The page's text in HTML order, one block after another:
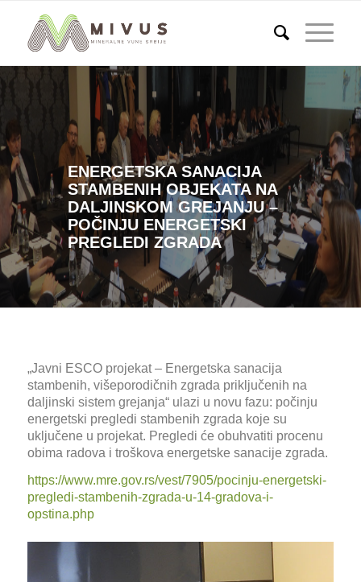
ENERGETSKA SANACIJA
STAMBENIH OBJEKATA NA
DALJINSKOM GREJANJU –
POČINJU ENERGETSKI
PREGLEDI ZGRADA
„Javni ESCO projekat – Energetska sanacija
stambenih, višeporodičnih zgrada priključenih na
daljinski sistem grejanja“ ulazi u novu fazu: počinju
energetski pregledi stambenih zgrada koje su
uključene u projekat. Pregledi će obuhvatiti procenu
obima radova i troškova energetske sanacije zgrada.
https://www.mre.gov.rs/vest/7905/pocinju-energetski-
pregledi-stambenih-zgrada-u-14-gradova-i-
opstina.php